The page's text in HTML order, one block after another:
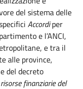
del sistema delle
Accordiper
e l’ANCI,
e tra il
alle province,
del decreto
finanziarie del